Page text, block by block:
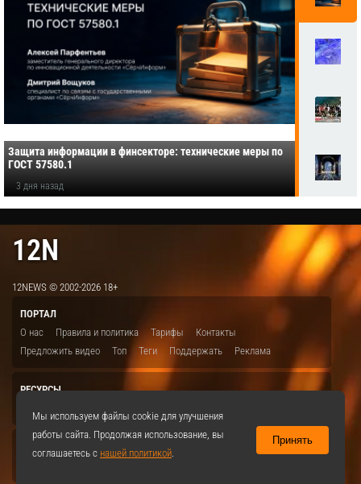
Защита информации в финсекторе: технические меры по
ГОСТ 57580.1
3 дня назад
12N
12NEWS © 2002-2026 18+
ПОРТАЛ
О нас
Правила и политика Тарифы
Контакты
Предложить видео
Топ Теги Поддержать Реклама
РЕСУРСЫ
Мы используем файлы cookie для улучшения
работы сайта. Продолжая использование, вы
соглашаетесь с нашей политикой.
Принять